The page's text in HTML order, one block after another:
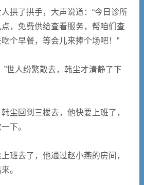
拱了拱手，大声说道：“今日诊所
，免费供给查看服务，帮咱们查
个早餐，等会儿来捧个场吧！”
世人纷繁散去，韩尘才清静了下
尘回到三楼去，他快要上班了，
下。
班去了，他通过赵小燕的房间，
。